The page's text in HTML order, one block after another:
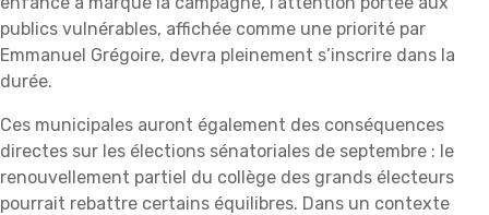
publics vulnérables, affichée comme une priorité par
Emmanuel Grégoire, devra pleinement s’inscrire dans la
durée.
Ces municipales auront également des conséquences
directes sur les élections sénatoriales de septembre : le
renouvellement partiel du collège des grands électeurs
pourrait rebattre certains équilibres. Dans un contexte